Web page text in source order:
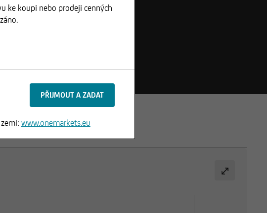
ke koupi nebo prodeji cenných
www.onemarkets.eu